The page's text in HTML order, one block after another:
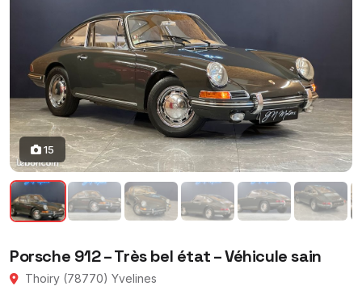
15
Porsche 912 – Très bel état – Véhicule sain
Thoiry (78770) Yvelines